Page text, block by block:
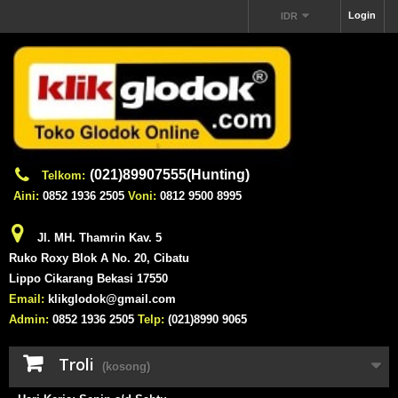
Login
IDR
Telkom: (021)89907555(Hunting)
Aini: 0852 1936 2505 Voni: 0812 9500 8995
Jl. MH. Thamrin Kav. 5
Ruko Roxy Blok A No. 20, Cibatu
Lippo Cikarang Bekasi 17550
Email: klikglodok@gmail.com
Admin: 0852 1936 2505 Telp: (021)8990 9065
Troli (kosong)